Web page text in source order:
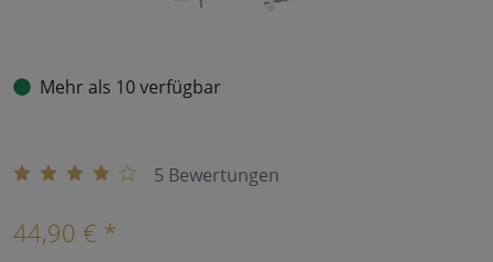
Mehr als 10 verfügbar
5 Bewertungen
44,90 € *